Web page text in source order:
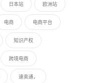
日本站 欧洲站
电商 电商平台
知识产权
跨境电商
速卖通，